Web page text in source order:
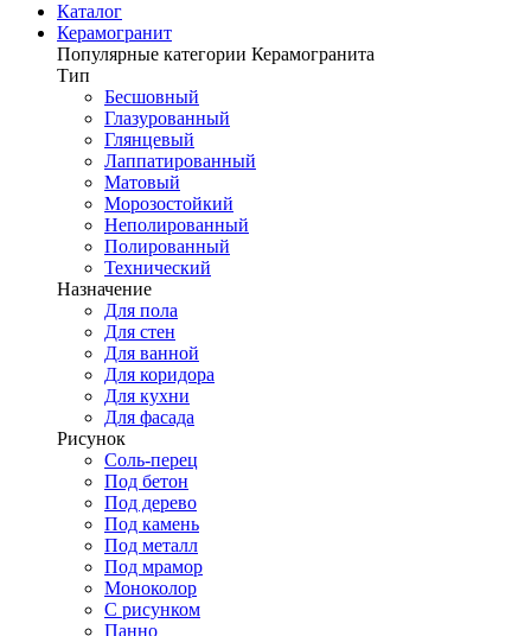
Каталог
Керамогранит
Популярные категории Керамогранита
Тип
Бесшовный
Глазурованный
Глянцевый
Лаппатированный
Матовый
Морозостойкий
Неполированный
Полированный
Технический
Назначение
Для пола
Для стен
Для ванной
Для коридора
Для кухни
Для фасада
Рисунок
Соль-перец
Под бетон
Под дерево
Под камень
Под металл
Под мрамор
Моноколор
С рисунком
Панно